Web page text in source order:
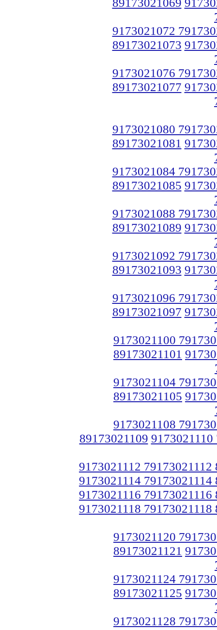
9173021072
89173021073
9173021076
89173021077
9173021080
89173021081
9173021084
89173021085
9173021088
89173021089
9173021092
89173021093
9173021096
89173021097
9173021100
89173021101
9173021104
89173021105
9173021108
89173021109 9173021110
9173021112 79173021112
9173021114 79173021114
9173021116 79173021116
9173021118 79173021118
9173021120
89173021121
9173021124
89173021125
9173021128